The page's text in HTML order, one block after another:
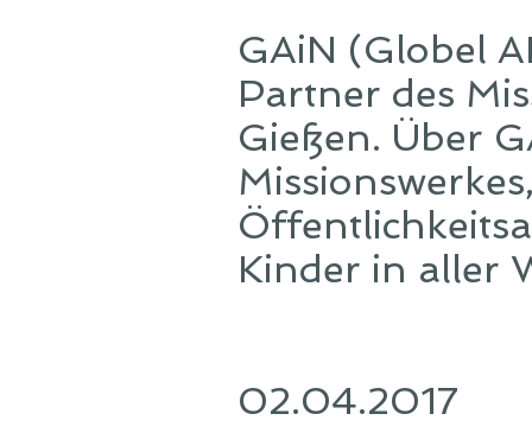
GAiN (Globel
Partner des
Gießen. Über
Kinder in aller
02.04.2017